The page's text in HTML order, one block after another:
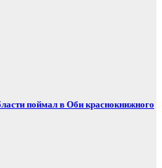
поймал в Оби краснокнижного